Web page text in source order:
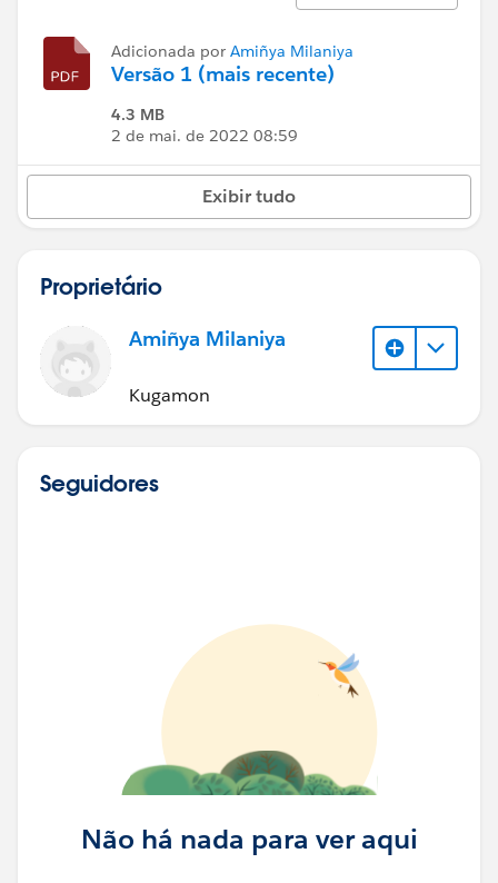
Adicionada por Amiñya Milaniya
Versão 1 (mais recente)
4.3 MB
2 de mai. de 2022 08:59
Exibir tudo
Proprietário
Amiñya Milaniya
Kugamon
Seguidores
Não há nada para ver aqui